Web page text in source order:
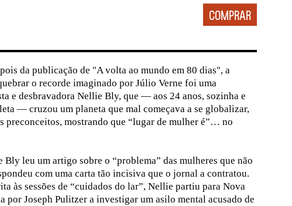
da publicação de "A volta ao mundo em 80 dias", a
o recorde imaginado por Júlio Verne foi uma
e desbravadora Nellie Bly, que — aos 24 anos, sozinha e
— cruzou um planeta que mal começava a se globalizar,
preconceitos, mostrando que “lugar de mulher é”… no
Bly leu um artigo sobre o “problema” das mulheres que não
com uma carta tão incisiva que o jornal a contratou.
às sessões de “cuidados do lar”, Nellie partiu para Nova
por Joseph Pulitzer a investigar um asilo mental acusado de